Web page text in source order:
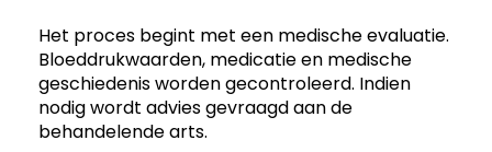
Het proces begint met een medische evaluatie.
Bloeddrukwaarden, medicatie en medische
geschiedenis worden gecontroleerd. Indien
nodig wordt advies gevraagd aan de
behandelende arts.